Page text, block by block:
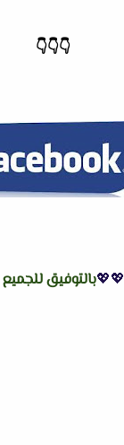
👇
👇
👇
💖💖بالتوفيق للجميع